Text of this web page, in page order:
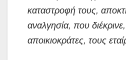
καταστροφή τους,
αναλγησία, που
αποικιοκράτες, τους